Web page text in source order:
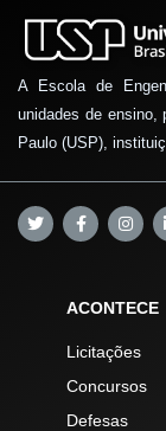
A Escola de
unidades de ensino,
Paulo (USP),
ACONTECE
Licitações
Concursos
Defesas